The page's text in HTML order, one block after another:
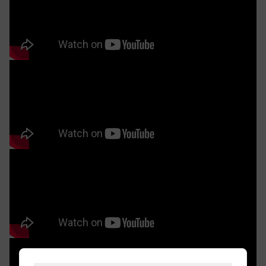
gia chủ
thần kết nối và tính biểu tượng. Bố cục chữ U được tạo
nên từ bốn văng lớn, tạo nên thế quây đầy đủ, hài hòa,
tích rộng và yêu cầu cao về sự sang trọng.